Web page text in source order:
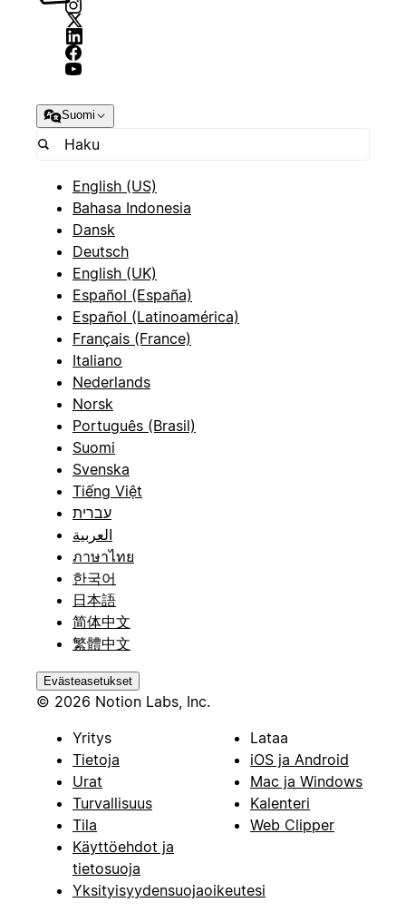
Suomi
English (US)
Bahasa Indonesia
Dansk
Deutsch
English (UK)
Español (España)
Español (Latinoamérica)
Français (France)
Italiano
Nederlands
Norsk
Português (Brasil)
Suomi
Svenska
Tiếng Việt
עברית
العربية
ภาษาไทย
한국어
日本語
简体中文
繁體中文
Evästeasetukset
© 2026 Notion Labs, Inc.
Yritys
Tietoja
Urat
Turvallisuus
Tila
Käyttöehdot ja
tietosuoja
Yksityisyydensuojaoikeutesi
Lataa
iOS ja Android
Mac ja Windows
Kalenteri
Web Clipper